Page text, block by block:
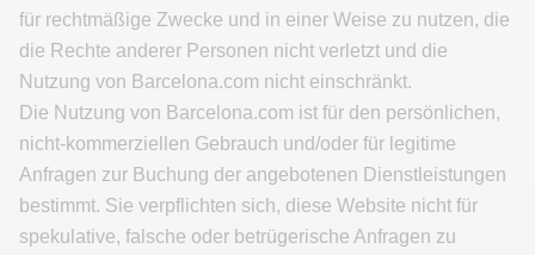
für rechtmäßige Zwecke und in einer Weise zu nutzen, die
die Rechte anderer Personen nicht verletzt und die
Nutzung von Barcelona.com nicht einschränkt.
Die Nutzung von Barcelona.com ist für den persönlichen,
nicht-kommerziellen Gebrauch und/oder für legitime
Anfragen zur Buchung der angebotenen Dienstleistungen
bestimmt. Sie verpflichten sich, diese Website nicht für
spekulative, falsche oder betrügerische Anfragen zu